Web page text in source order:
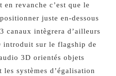
revanche c’est que le
juste en-dessous
canaux intègrera d’ailleurs
sur le flagship de
3D orientés objets
systèmes d’égalisation